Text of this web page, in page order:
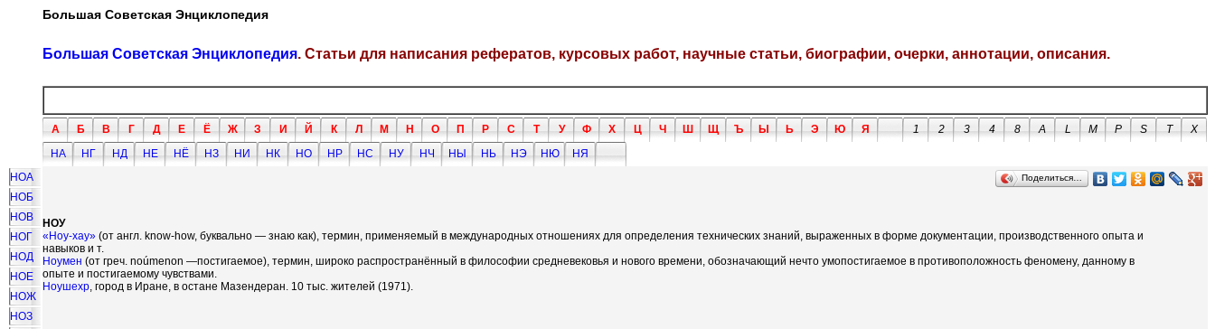
Большая Советская Энциклопедия
Большая Советская Энциклопедия. Статьи для написания рефератов, курсовых работ, научные статьи, биографии, очерки, аннотации, описания.
А Б В Г Д Е Ё Ж З И Й К Л М Н О П Р С Т У Ф Х Ц Ч Ш Щ Ъ Ы Ь Э Ю Я 1 2 3 4 8 A L M P S T
X
НА
НГ НД НЕ НЁ НЗ НИ НК НО НР НС НУ НЧ НЫ НЬ НЭ НЮ
НЯ
НОА
НОБ
НОВ
НОГ
НОД
НОЕ
НОЖ
НОЗ
Поделиться…
НОУ
«Ноу-хау» (от англ. know-how, буквально — знаю как), термин, применяемый в международных отношениях для определения технических знаний, выраженных в форме документации, производственного опыта и
навыков и т.
Ноумен (от греч. noúmenon —постигаемое), термин, широко распространённый в философии средневековья и нового времени, обозначающий нечто умопостигаемое в противоположность феномену, данному в
опыте и постигаемому чувствами.
Ноушехр, город в Иране, в остане Мазендеран. 10 тыс. жителей (1971).